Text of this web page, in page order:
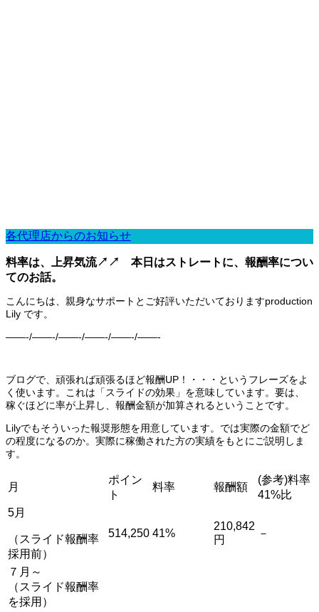
各代理店からのお知らせ
料率は、上昇気流↗↗ 本日はストレートに、報酬率につい
てのお話。
こんにちは、親身なサポートとご好評いただいておりますproduction
Lily です。
——-/——-/——-/——-/——-/——-
ブログで、頑張れば頑張るほど報酬UP！・・・というフレーズをよ
く使います。これは「スライドの効果」を意味しています。要は、
稼ぐほどに率が上昇し、報酬金額が加算されるということです。
Lilyでもそういった報奨形態を用意しています。では実際の金額でど
の程度になるのか。実際に稼働された方の実績をもとにご説明しま
す。
月
ポイン
ト
料率 報酬額
(参考)料率
41%比
5月
（スライド報酬率
採用前）
514,250 41%
210,842
円
－
７月～
（スライド報酬率
を採用）